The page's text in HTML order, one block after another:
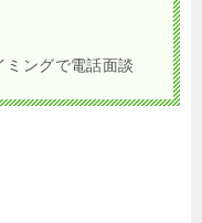
ミングで電話面談